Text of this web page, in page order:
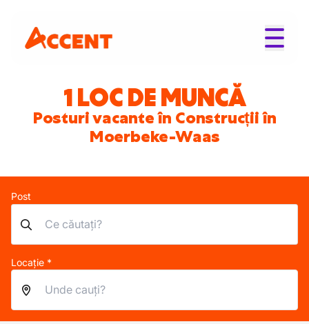
1 LOC DE MUNCĂ
Posturi vacante în Construcții în
Moerbeke-Waas
Post
Locație *